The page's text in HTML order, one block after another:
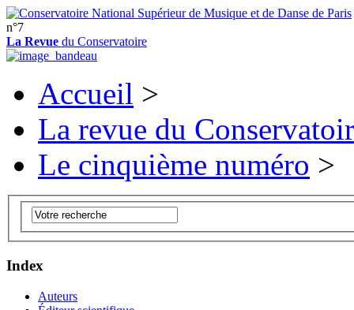
n°7
La Revue du Conservatoire
Accueil >
La revue du
Le cinquième numéro >
Index
Auteurs